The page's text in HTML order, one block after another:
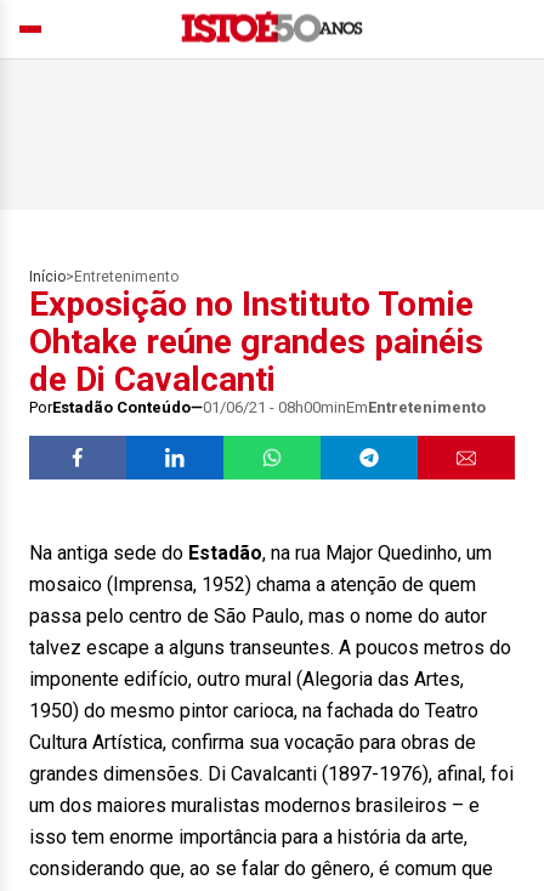
Início> Entretenimento
Exposição no Instituto Tomie
Ohtake reúne grandes painéis
de Di Cavalcanti
PorEstadão Conteúdo 01/06/21 - 08h00minEmEntretenimento
Na antiga sede do Estadão, na rua Major Quedinho, um
mosaico (Imprensa, 1952) chama a atenção de quem
passa pelo centro de São Paulo, mas o nome do autor
talvez escape a alguns transeuntes. A poucos metros do
imponente edifício, outro mural (Alegoria das Artes,
1950) do mesmo pintor carioca, na fachada do Teatro
Cultura Artística, confirma sua vocação para obras de
grandes dimensões. Di Cavalcanti (1897-1976), afinal, foi
um dos maiores muralistas modernos brasileiros – e
isso tem enorme importância para a história da arte,
considerando que, ao se falar do gênero, é comum que